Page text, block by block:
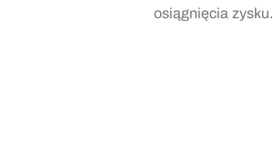
osiągnięcia zysku.